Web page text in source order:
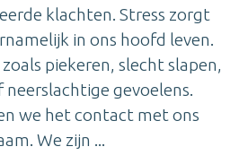
klachten. Stress zorgt
in ons hoofd leven.
piekeren, slecht slapen,
gevoelens.
we het contact met ons
We zijn ...